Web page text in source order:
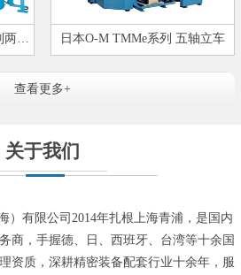
日本O-M TMMe系列 五轴立车
查看更多+
关于我们
有限公司2014年扎根上海青浦，是国内
商，手握德、日、西班牙、台湾等十余国
资质，深耕精密装备配套行业十余年，服